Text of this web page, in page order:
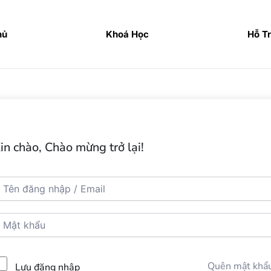
Khoá Học Hỗ
chào, Chào mừng trở lại!
Lưu đăng nhập Quên mật